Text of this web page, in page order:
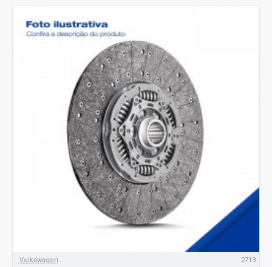
Volkswagen 2713